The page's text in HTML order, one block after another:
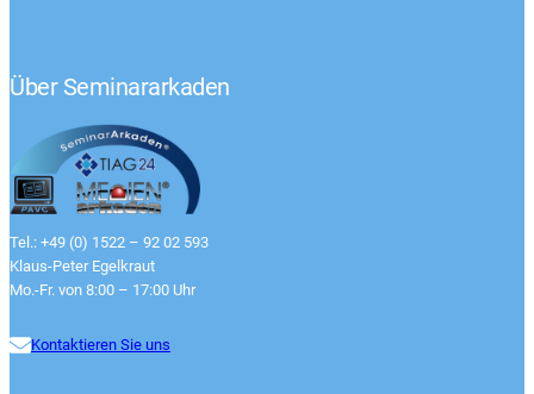
Über Seminararkaden
Tel.: +49 (0) 1522 – 92 02 593
Klaus-Peter Egelkraut
Mo.-Fr. von 8:00 – 17:00 Uhr
Kontaktieren Sie uns